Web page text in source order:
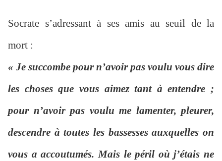
Socrate s’adressant à ses amis au seuil de la
mort :
« Je succombe pour n’avoir pas voulu vous dire
les choses que vous aimez tant à entendre ;
pour n’avoir pas voulu me lamenter, pleurer,
descendre à toutes les bassesses auxquelles on
vous a accoutumés. Mais le péril où j’étais ne